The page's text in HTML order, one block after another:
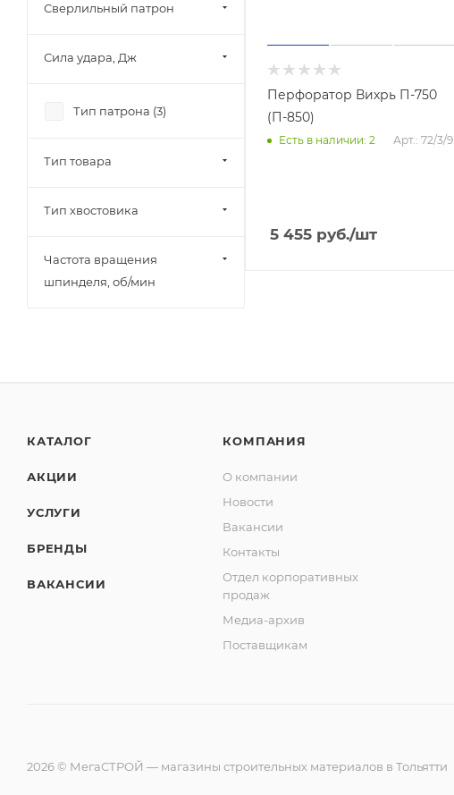
Перфоратор Вихрь П-750
(П-850)
Есть в наличии: 2 Арт.: 72/3/9
5 455 руб./шт
Сверлильный патрон
Сила удара, Дж
Тип патрона (3)
Тип товара
Тип хвостовика
Частота вращения
шпинделя, об/мин
КАТАЛОГ
АКЦИИ
УСЛУГИ
БРЕНДЫ
ВАКАНСИИ
КОМПАНИЯ
О компании
Новости
Вакансии
Контакты
Отдел корпоративных
продаж
Медиа-архив
Поставщикам
2026 © МегаСТРОЙ — магазины строительных материалов в Тольятти